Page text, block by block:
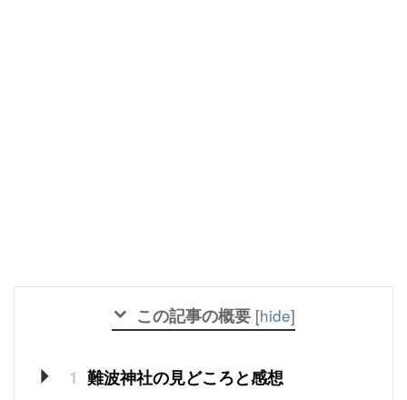
この記事の概要 [hide]
1 難波神社の見どころと感想